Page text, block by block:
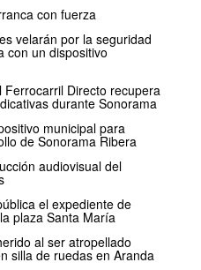
con fuerza
velarán por la seguridad
con un dispositivo
Ferrocarril Directo recupera
durante Sonorama
municipal para
de Sonorama Ribera
audiovisual del
el expediente de
plaza Santa María
al ser atropellado
silla de ruedas en Aranda